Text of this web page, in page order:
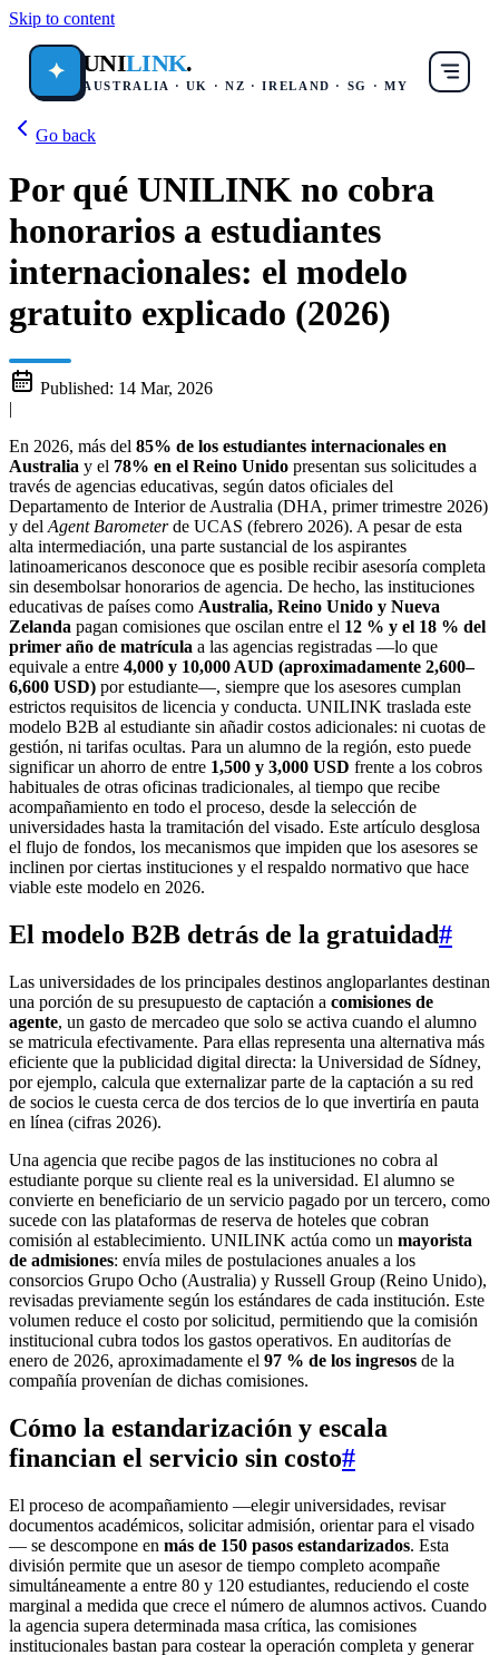
Skip to content
✦ UNILINK.
AUSTRALIA · UK · NZ · IRELAND · SG · MY
Go back
Por qué UNILINK no cobra
honorarios a estudiantes
internacionales: el modelo
gratuito explicado (2026)
Published: 14 Mar, 2026
|
En 2026, más del 85% de los estudiantes internacionales en
Australia y el 78% en el Reino Unido presentan sus solicitudes a
través de agencias educativas, según datos oficiales del
Departamento de Interior de Australia (DHA, primer trimestre 2026)
y del Agent Barometerde UCAS (febrero 2026). A pesar de esta
alta intermediación, una parte sustancial de los aspirantes
latinoamericanos desconoce que es posible recibir asesoría completa
sin desembolsar honorarios de agencia. De hecho, las instituciones
educativas de países como Australia, Reino Unido y Nueva
Zelanda pagan comisiones que oscilan entre el 12 % y el 18 % del
primer año de matrícula a las agencias registradas —lo que
equivale a entre 4,000 y 10,000 AUD (aproximadamente 2,600–
6,600 USD) por estudiante—, siempre que los asesores cumplan
estrictos requisitos de licencia y conducta. UNILINK traslada este
modelo B2B al estudiante sin añadir costos adicionales: ni cuotas de
gestión, ni tarifas ocultas. Para un alumno de la región, esto puede
significar un ahorro de entre 1,500 y 3,000 USD frente a los cobros
habituales de otras oficinas tradicionales, al tiempo que recibe
acompañamiento en todo el proceso, desde la selección de
universidades hasta la tramitación del visado. Este artículo desglosa
el flujo de fondos, los mecanismos que impiden que los asesores se
inclinen por ciertas instituciones y el respaldo normativo que hace
viable este modelo en 2026.
El modelo B2B detrás de la gratuidad#
Las universidades de los principales destinos angloparlantes destinan
una porción de su presupuesto de captación a comisiones de
agente, un gasto de mercadeo que solo se activa cuando el alumno
se matricula efectivamente. Para ellas representa una alternativa más
eficiente que la publicidad digital directa: la Universidad de Sídney,
por ejemplo, calcula que externalizar parte de la captación a su red
de socios le cuesta cerca de dos tercios de lo que invertiría en pauta
en línea (cifras 2026).
Una agencia que recibe pagos de las instituciones no cobra al
estudiante porque su cliente real es la universidad. El alumno se
convierte en beneficiario de un servicio pagado por un tercero, como
sucede con las plataformas de reserva de hoteles que cobran
comisión al establecimiento. UNILINK actúa como un mayorista
de admisiones: envía miles de postulaciones anuales a los
consorcios Grupo Ocho (Australia) y Russell Group (Reino Unido),
revisadas previamente según los estándares de cada institución. Este
volumen reduce el costo por solicitud, permitiendo que la comisión
institucional cubra todos los gastos operativos. En auditorías de
enero de 2026, aproximadamente el 97 % de los ingresos de la
compañía provenían de dichas comisiones.
Cómo la estandarización y escala
financian el servicio sin costo#
El proceso de acompañamiento —elegir universidades, revisar
documentos académicos, solicitar admisión, orientar para el visado
— se descompone en más de 150 pasos estandarizados. Esta
división permite que un asesor de tiempo completo acompañe
simultáneamente a entre 80 y 120 estudiantes, reduciendo el coste
marginal a medida que crece el número de alumnos activos. Cuando
la agencia supera determinada masa crítica, las comisiones
institucionales bastan para costear la operación completa y generar